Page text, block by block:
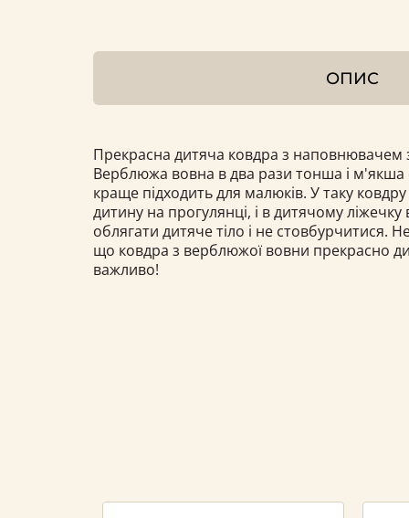
ОПИС
Прекрасна дитяча ковдра з наповнювачем
Верблюжа вовна в два рази тонша і м'якша
краще підходить для малюків. У таку
дитину на прогулянці, і в дитячому
облягати дитяче тіло і не стовбурчитися.
що ковдра з верблюжої вовни прекрасно
важливо!